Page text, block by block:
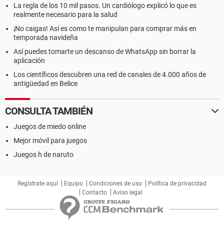
La regla de los 10 mil pasos. Un cardiólogo explicó lo que es
realmente necesario para la salud
¡No caigas! Así es como te manipulan para comprar más en
temporada navideña
Así puedes tomarte un descanso de WhatsApp sin borrar la
aplicación
Los científicos descubren una red de canales de 4.000 años de
antigüedad en Belice
CONSULTA TAMBIÉN
Juegos de miedo online
Mejor móvil para juegos
Juegos h de naruto
Regístrate aquí Equipo Condiciones de uso
Política de privacidad
Contacto
Aviso legal